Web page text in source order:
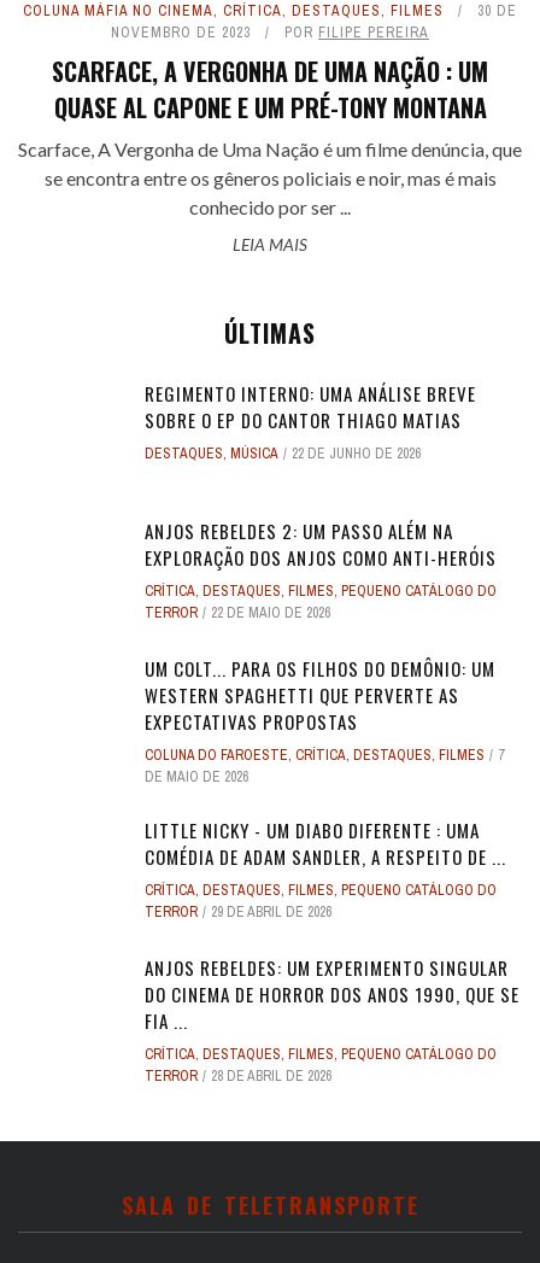
COLUNA MÁFIA NO CINEMA, CRÍTICA, DESTAQUES, FILMES
30 DE
NOVEMBRO DE 2023
POR FILIPE PEREIRA
SCARFACE, A VERGONHA DE UMA NAÇÃO : UM
QUASE AL CAPONE E UM PRÉ-TONY MONTANA
Scarface, A Vergonha de Uma Nação é um filme denúncia, que
se encontra entre os gêneros policiais e noir, mas é mais
conhecido por ser ...
LEIA MAIS
ÚLTIMAS
REGIMENTO INTERNO: UMA ANÁLISE BREVE
SOBRE O EP DO CANTOR THIAGO MATIAS
DESTAQUES, MÚSICA 22 DE JUNHO DE 2026
ANJOS REBELDES 2: UM PASSO ALÉM NA
EXPLORAÇÃO DOS ANJOS COMO ANTI-HERÓIS
CRÍTICA, DESTAQUES, FILMES, PEQUENO CATÁLOGO DO
TERROR
22 DE MAIO DE 2026
UM COLT... PARA OS FILHOS DO DEMÔNIO: UM
WESTERN SPAGHETTI QUE PERVERTE AS
EXPECTATIVAS PROPOSTAS
COLUNA DO FAROESTE, CRÍTICA, DESTAQUES, FILMES
7
DE MAIO DE 2026
LITTLE NICKY - UM DIABO DIFERENTE : UMA
COMÉDIA DE ADAM SANDLER, A RESPEITO DE ...
CRÍTICA, DESTAQUES, FILMES, PEQUENO CATÁLOGO DO
TERROR
29 DE ABRIL DE 2026
ANJOS REBELDES: UM EXPERIMENTO SINGULAR
DO CINEMA DE HORROR DOS ANOS 1990, QUE SE
FIA ...
CRÍTICA, DESTAQUES, FILMES, PEQUENO CATÁLOGO DO
TERROR
28 DE ABRIL DE 2026
SALA DE TELETRANSPORTE